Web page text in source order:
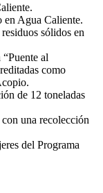
en Agua Caliente.
sólidos en
al
como
de 12 toneladas
una recolección
del Programa